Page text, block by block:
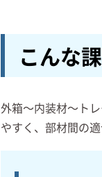
こんな
外箱～内装材～ト
やすく、部材間の